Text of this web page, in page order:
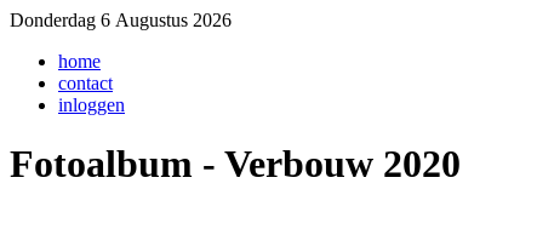
Donderdag 6 Augustus 2026
home
contact
inloggen
Fotoalbum - Verbouw 2020